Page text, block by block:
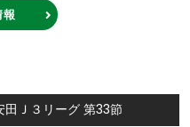
報
Ｊ３リーグ 第33節